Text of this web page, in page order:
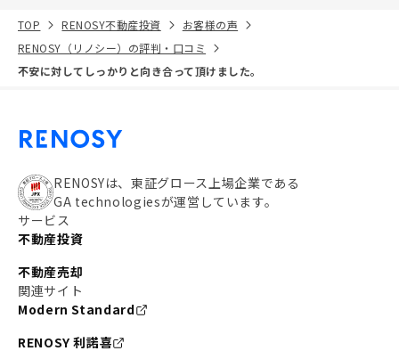
TOP RENOSY不動産投資
お客様の声
RENOSY（リノシー）の評判・口コミ
不安に対してしっかりと向き合って頂けました。
RENOSYは、東証グロース上場企業である
GA technologiesが運営しています。
サービス
不動産投資
不動産売却
関連サイト
Modern Standard
RENOSY 利諾喜